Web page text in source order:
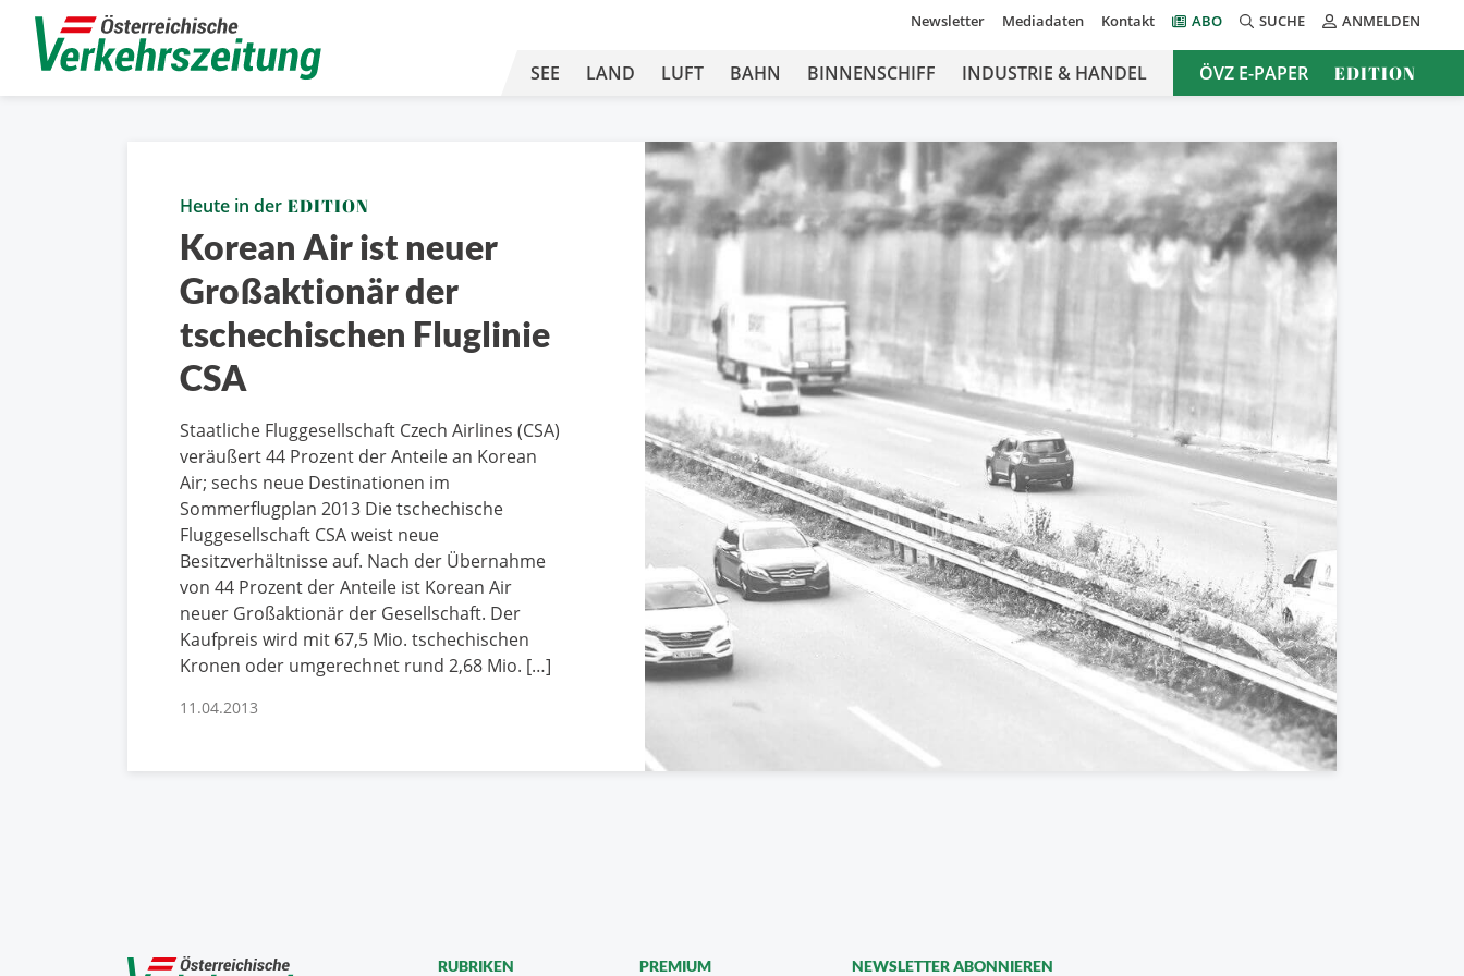
Newsletter Mediadaten Kontakt ABO SUCHE ANMELDEN
SEE LAND LUFT BAHN BINNENSCHIFF INDUSTRIE & HANDEL ÖVZ E-PAPER EDITION
Heute in der EDITION
Korean Air ist neuer
Großaktionär der
tschechischen Fluglinie
CSA
Staatliche Fluggesellschaft Czech Airlines (CSA)
veräußert 44 Prozent der Anteile an Korean
Air; sechs neue Destinationen im
Sommerflugplan 2013 Die tschechische
Fluggesellschaft CSA weist neue
Besitzverhältnisse auf. Nach der Übernahme
von 44 Prozent der Anteile ist Korean Air
neuer Großaktionär der Gesellschaft. Der
Kaufpreis wird mit 67,5 Mio. tschechischen
Kronen oder umgerechnet rund 2,68 Mio. […]
11.04.2013
NEWSLETTER ABONNIEREN
RUBRIKEN PREMIUM